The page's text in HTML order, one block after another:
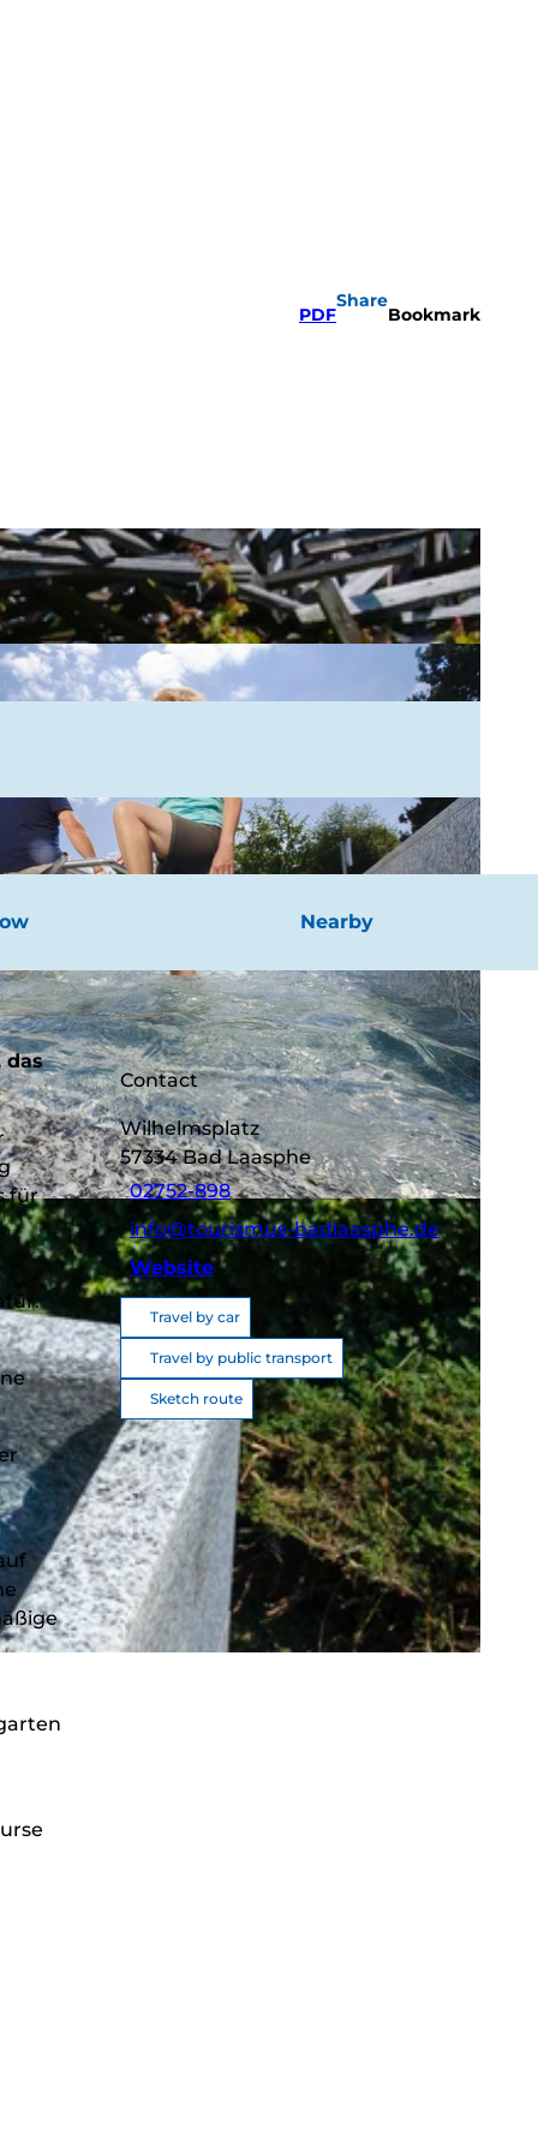
PDF
Share
Bookmark
SA
Nearby
das
für
Contact
Wilhelmsplatz
57334Bad Laasphe
02752-898
info@tourismus-badlaasphe.de
Website
Travel by car
Travel by public transport
Sketch route